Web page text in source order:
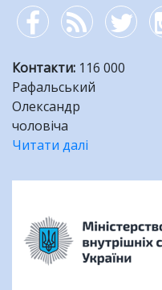
Контакти: 116 000
Рафальський
Олександр
чоловіча
Читати далі
Харківській
зник
16
-
Розбивка
сторінки